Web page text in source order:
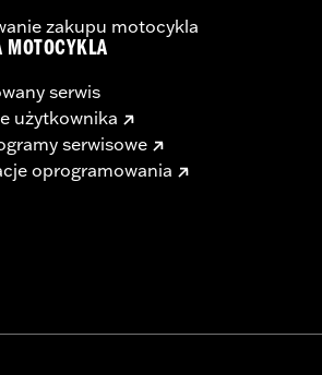
zakupu motocykla
MOTOCYKLA
serwis
użytkownika
serwisowe
oprogramowania